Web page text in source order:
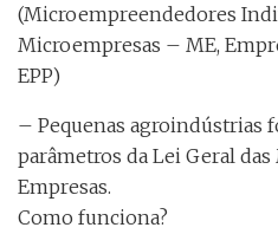
(Microempreendedores
Microempresas – ME,
EPP)
– Pequenas agroindústrias
parâmetros da Lei Geral das
Empresas.
Como funciona?